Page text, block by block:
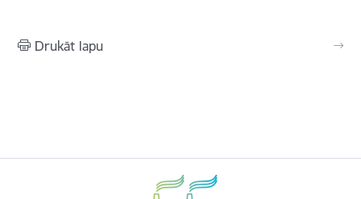
Drukāt lapu